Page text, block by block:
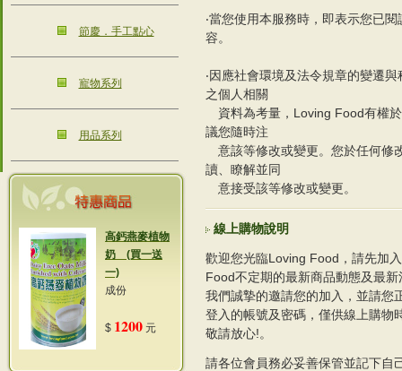
節慶．手工點心
寵物系列
用品系列
高鈣燕麥植物
奶 (買一送
一)
成份
$ 1200 元
‧當您使用本服務時，即表示您已
容。
‧因應社會環境及法令規章的變遷
之個人相關
資料為考量，Loving Food有權
議您隨時注
意該等修改或變更。您於任何修
讀、瞭解並同
意接受該等修改或變更。
線上購物說明
歡迎您光臨Loving Food，請先加
Food不定期的最新商品動態及最新
我們誠摯的邀請您的加入，並請您
登入的帳號及密碼，僅供線上購物
敬請放心!。
請各位會員務必妥善保管並記下自